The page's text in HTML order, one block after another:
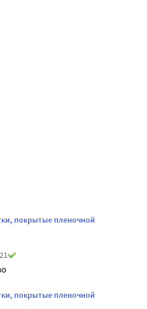
покрытые пленочной
покрытые пленочной